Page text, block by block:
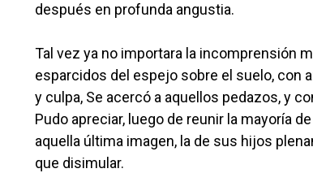
después en profunda angustia.
Tal vez ya no importara la incomprensión
esparcidos del espejo sobre el suelo, con
y culpa, Se acercó a aquellos pedazos, y
Pudo apreciar, luego de reunir la mayoría
aquella última imagen, la de sus hijos
que disimular.